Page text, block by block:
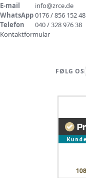
E-mail
info@zrce.de
WhatsApp0176 / 856 152 48
Telefon
040 / 328 976 38
Kontaktformular
FØLG OS